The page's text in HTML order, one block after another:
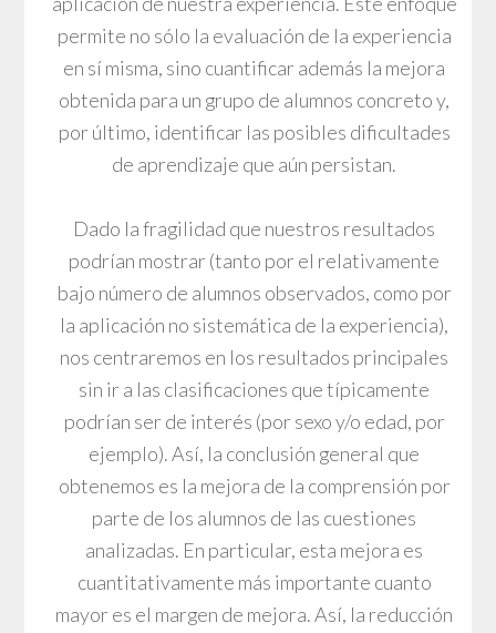
permite no sólo la evaluación de la experiencia
en sí misma, sino cuantificar además la mejora
obtenida para un grupo de alumnos concreto y,
por último, identificar las posibles dificultades
de aprendizaje que aún persistan.
Dado la fragilidad que nuestros resultados
podrían mostrar (tanto por el relativamente
bajo número de alumnos observados, como por
la aplicación no sistemática de la experiencia),
nos centraremos en los resultados principales
sin ir a las clasificaciones que típicamente
podrían ser de interés (por sexo y/o edad, por
ejemplo). Así, la conclusión general que
obtenemos es la mejora de la comprensión por
parte de los alumnos de las cuestiones
analizadas. En particular, esta mejora es
cuantitativamente más importante cuanto
mayor es el margen de mejora. Así, la reducción